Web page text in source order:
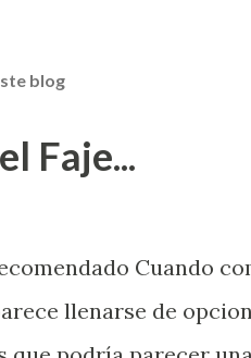
blog
Faje...
Cuando
llenarse de